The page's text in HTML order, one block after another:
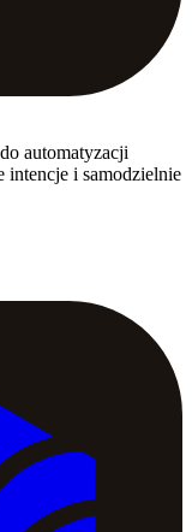
automatyzacji
intencje i samodzielnie